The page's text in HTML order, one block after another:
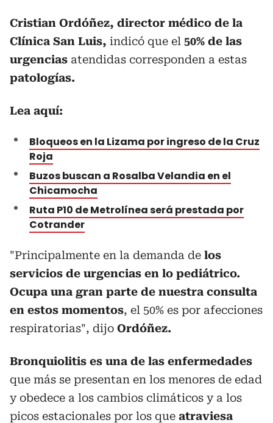
Cristian Ordóñez, director médico de la
Clínica San Luis, indicó que el 50% de las
urgencias atendidas corresponden a estas
patologías.
Lea aquí:
Bloqueos en la Lizama por ingreso de la Cruz
Roja
Buzos buscan a Rosalba Velandia en el
Chicamocha
Ruta P10 de Metrolínea será prestada por
Cotrander
"Principalmente en la demanda de los
servicios de urgencias en lo pediátrico.
Ocupa una gran parte de nuestra consulta
en estos momentos, el 50% es por afecciones
respiratorias", dijo Ordóñez.
Bronquiolitis es una de las enfermedades
que más se presentan en los menores de edad
y obedece a los cambios climáticos y a los
picos estacionales por los que atraviesa